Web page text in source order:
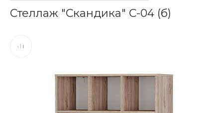
Стеллаж "Скандика" С-04 (б)